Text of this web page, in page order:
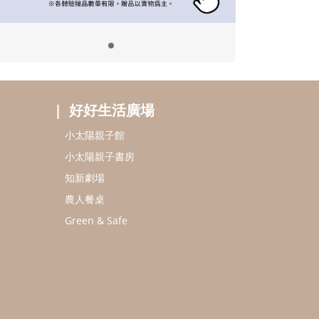
好好生活廣場
小太陽親子館
小太陽親子書房
知新劇場
農人餐桌
Green & Safe